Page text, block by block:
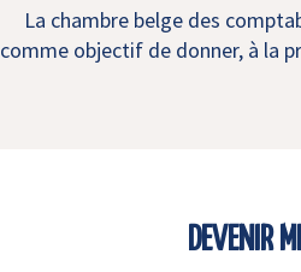
La chambre belge des
comme objectif de donner, à la
DEVENIR